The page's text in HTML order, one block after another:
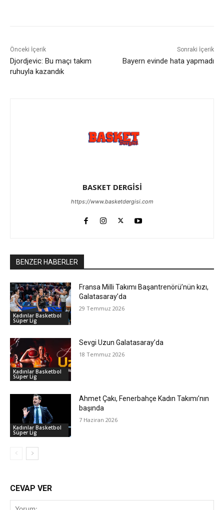
Önceki İçerik
Djordjevic: Bu maçı takım
ruhuyla kazandık
Sonraki İçerik
Bayern evinde hata yapmadı
BASKET DERGİSİ
https://www.basketdergisi.com
BENZER HABERLER
Kadınlar Basketbol
Süper Lig
Fransa Milli Takımı Başantrenörü’nün kızı,
Galatasaray’da
29 Temmuz 2026
Kadınlar Basketbol
Süper Lig
Sevgi Uzun Galatasaray’da
18 Temmuz 2026
Kadınlar Basketbol
Süper Lig
Ahmet Çakı, Fenerbahçe Kadın Takımı’nın
başında
7 Haziran 2026
CEVAP VER